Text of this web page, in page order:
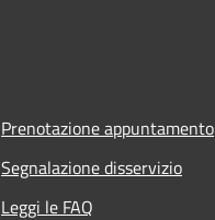
Prenotazione appuntamento
Segnalazione disservizio
Leggi le FAQ